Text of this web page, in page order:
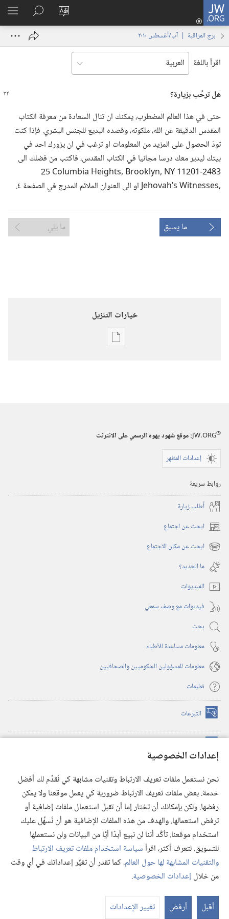
إعدادات الخصوصية
نحن نستعمل ملفات تعريف الارتباط وتقنيات مشابهة كي نُقدِّم لك أفضل
خدمة. بعض ملفات تعريف الارتباط ضرورية كي يعمل موقعنا ولا يمكن
رفضها. ولكن بإمكانك أن تختار إما أن تقبل استعمال ملفات إضافية أو
ترفض استعمالها. والهدف من هذه الملفات الإضافية هو أن نُسهِّل عليك
استخدام موقعنا. تأكَّد أننا لن نبيع أبدًا أيًّا من البيانات ولن نستعملها
للتسويق. لتعرف أكثر، اقرأسياسة استخدام ملفات تعريف الارتباط
والتقنيات المشابهة لها حول العالم. كما تقدر أن تغيِّر إعداداتك في أي وقت
من خلال إعدادات الخصوصية.
أقبل أرفض تغيير الإعدادات
JW.ORG
تغيير
الموقع
تسجيل
الدخول
نافذة
البحث
في
JW.‎ORG
برج المراقبة | ‏‎آب/أغسطس‏ ‏‎٢٠١٠‏
اقرأ باللغة
هل ترحِّب بزيارة؟‏
حتى في هذا العالم المضطرب،‏ يمكنك ان تنال السعادة من معرفة الكتاب
المقدس الدقيقة عن الله،‏ ملكوته،‏ وقصده البديع للجنس البشري.‏ فإذا كنت
تودّ الحصول على المزيد من المعلومات او ترغب في ان يزورك احد في
بيتك ليدير معك درسا مجانيا في الكتاب المقدس،‏ فاكتب من فضلك الى
ما يسبق ما يلي
خيارات التنزيل
خيارات
JW.ORG®
:‏ موقع شهود يهوه الرسمي على الانترنت
إعدادات المظهر
روابط سريعة
أُطلب زيارة
ابحث عن اجتماع (يفتح
نافذة ابحث عن مكان الاجتماع (يفتح
نافذة
جديدة)
ما الجديد؟‏
الفيديوات
فيديوات مع وصف سمعي
بحث
معلومات مساعِدة للأطباء
معلومات للمسؤولين الحكوميين والصحافيين
تعليمات
التبرعات (يفتح
نافذة
(يفتح
نافذة
(يفتح
نافذة
جديدة) تطبيق ®
JW Library
مكتبة برج المراقبة
© 2026 .Watch Tower Bible and Tract Society of Pennsylvania
شروط الاستخدام |